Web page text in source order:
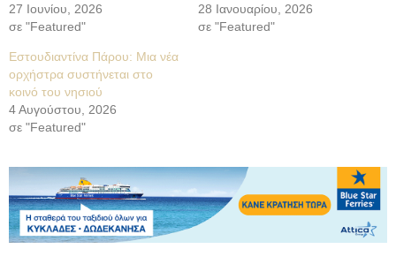
27 Ιουνίου, 2026
σε "Featured"
28 Ιανουαρίου, 2026
σε "Featured"
Εστουδιαντίνα Πάρου: Μια νέα
ορχήστρα συστήνεται στο
κοινό του νησιού
4 Αυγούστου, 2026
σε "Featured"